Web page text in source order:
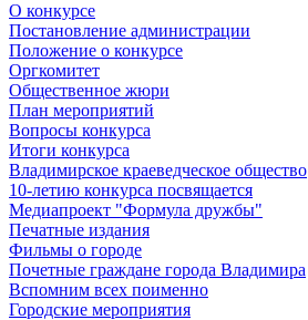
О конкурсе
Постановление администрации
Положение о конкурсе
Оргкомитет
Общественное жюри
План мероприятий
Вопросы конкурса
Итоги конкурса
Владимирское краеведческое общество
10-летию конкурса посвящается
Медиапроект "Формула дружбы"
Печатные издания
Фильмы о городе
Почетные граждане города Владимира
Вспомним всех поименно
Городские мероприятия